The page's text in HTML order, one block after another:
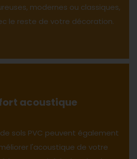
modernes ou classiques,
le reste de votre décoration.
acoustique
sols PVC peuvent également
l'acoustique de votre